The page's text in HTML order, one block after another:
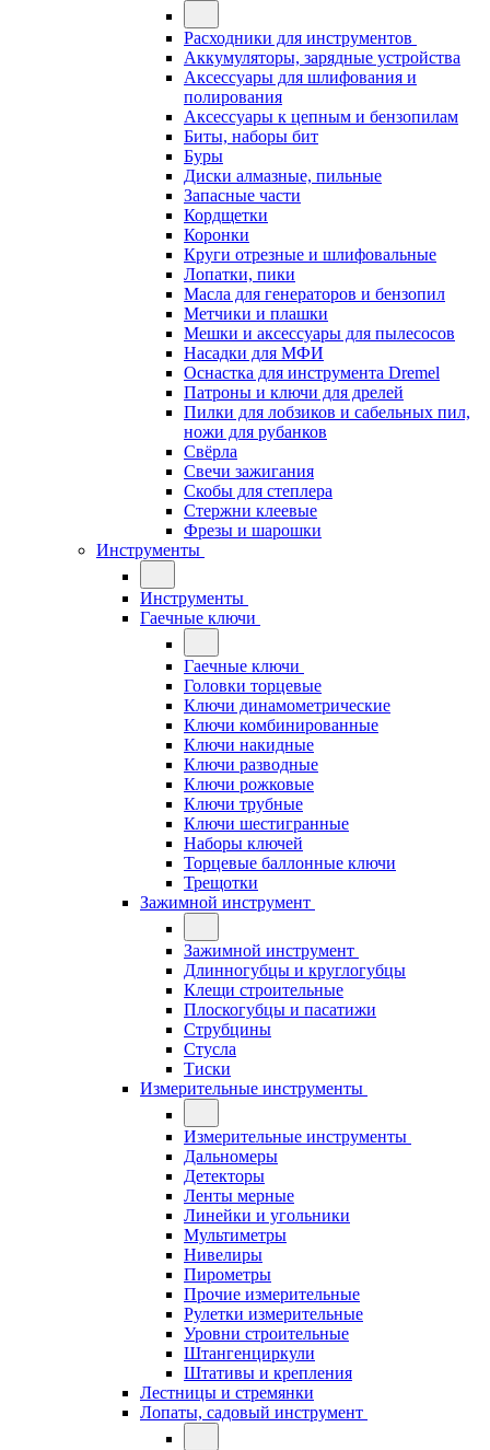
Расходники для инструментов
Аккумуляторы, зарядные устройства
Аксессуары для шлифования и
полирования
Аксессуары к цепным и бензопилам
Биты, наборы бит
Буры
Диски алмазные, пильные
Запасные части
Кордщетки
Коронки
Круги отрезные и шлифовальные
Лопатки, пики
Масла для генераторов и бензопил
Метчики и плашки
Мешки и аксессуары для пылесосов
Насадки для МФИ
Оснастка для инструмента Dremel
Патроны и ключи для дрелей
Пилки для лобзиков и сабельных пил,
ножи для рубанков
Свёрла
Свечи зажигания
Скобы для степлера
Стержни клеевые
Фрезы и шарошки
Инструменты
Инструменты
Гаечные ключи
Гаечные ключи
Головки торцевые
Ключи динамометрические
Ключи комбинированные
Ключи накидные
Ключи разводные
Ключи рожковые
Ключи трубные
Ключи шестигранные
Наборы ключей
Торцевые баллонные ключи
Трещотки
Зажимной инструмент
Зажимной инструмент
Длинногубцы и круглогубцы
Клещи строительные
Плоскогубцы и пасатижи
Струбцины
Стусла
Тиски
Измерительные инструменты
Измерительные инструменты
Дальномеры
Детекторы
Ленты мерные
Линейки и угольники
Мультиметры
Нивелиры
Пирометры
Прочие измерительные
Рулетки измерительные
Уровни строительные
Штангенциркули
Штативы и крепления
Лестницы и стремянки
Лопаты, садовый инструмент